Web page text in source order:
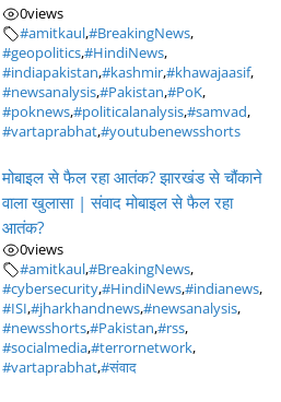
0views
#amitkaul,#BreakingNews,
#geopolitics,#HindiNews,
#indiapakistan,#kashmir,#khawajaasif,
#newsanalysis,#Pakistan,#PoK,
#poknews,#politicalanalysis,#samvad,
#vartaprabhat,#youtubenewsshorts
मोबाइल से फैल रहा आतंक? झारखंड से चौंकाने
वाला खुलासा | संवाद मोबाइल से फैल रहा
आतंक?
0views
#amitkaul,#BreakingNews,
#cybersecurity,#HindiNews,#indianews,
#ISI,#jharkhandnews,#newsanalysis,
#newsshorts,#Pakistan,#rss,
#socialmedia,#terrornetwork,
#vartaprabhat,#संवाद